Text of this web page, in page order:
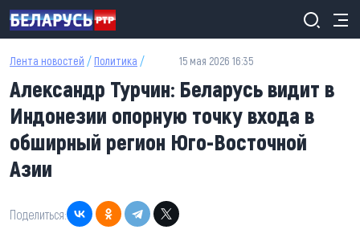
Перейти к основному содержанию
Лента новостей / Политика / 15 мая 2026 16:35
Александр Турчин: Беларусь видит в
Индонезии опорную точку входа в
обширный регион Юго-Восточной
Азии
Поделиться: